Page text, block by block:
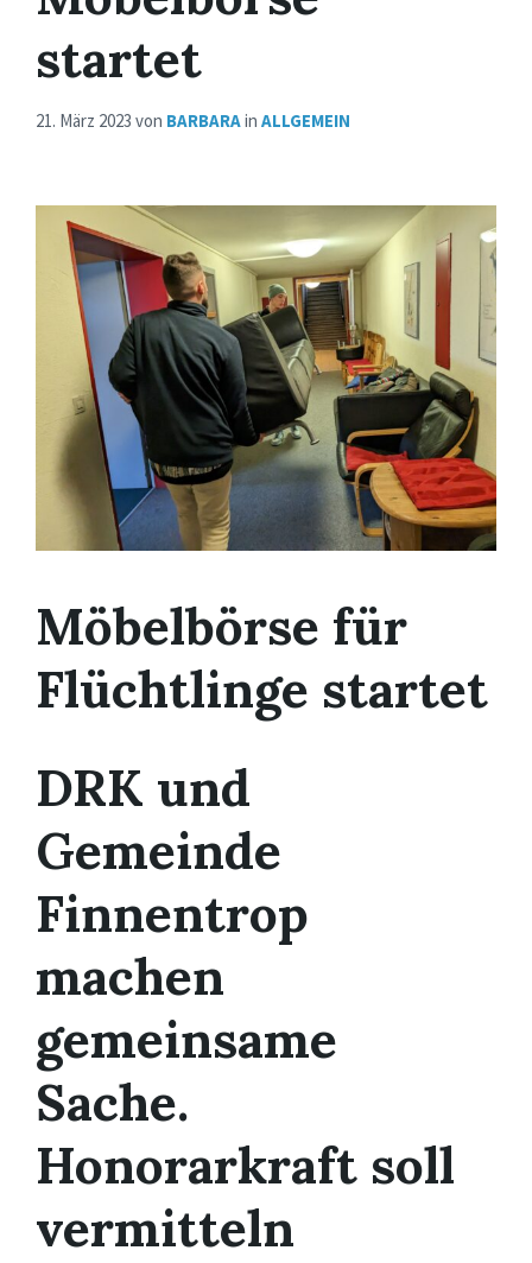
startet
21. März 2023 von BARBARAin ALLGEMEIN
Möbelbörse für
Flüchtlinge startet
DRK und
Gemeinde
Finnentrop
machen
gemeinsame
Sache.
Honorarkraft soll
vermitteln